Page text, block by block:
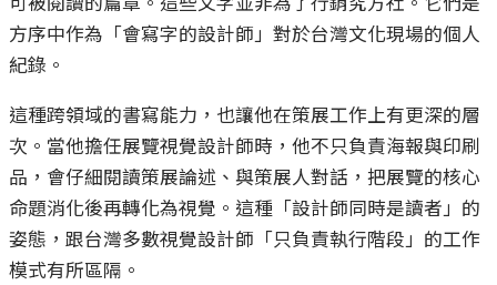
方序中作為「會寫字的設計師」對於台灣文化現場的個人
紀錄。
這種跨領域的書寫能力，也讓他在策展工作上有更深的層
次。當他擔任展覽視覺設計師時，他不只負責海報與印刷
品，會仔細閱讀策展論述、與策展人對話，把展覽的核心
命題消化後再轉化為視覺。這種「設計師同時是讀者」的
姿態，跟台灣多數視覺設計師「只負責執行階段」的工作
模式有所區隔。